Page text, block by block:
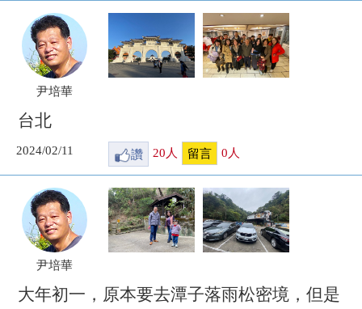
尹培華
台北
2024/02/11 讚 20 人 留言 0 人
尹培華
大年初一，原本要去潭子落雨松密境，但是